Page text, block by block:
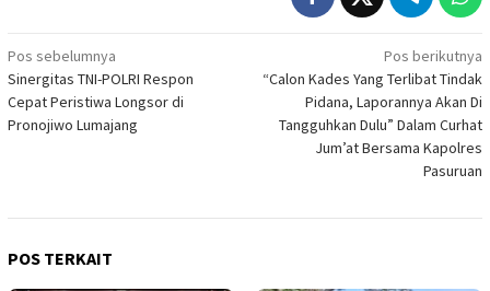
Navigasi
pos
Pos sebelumnya
Sinergitas TNI-POLRI Respon
Cepat Peristiwa Longsor di
Pronojiwo Lumajang
Pos berikutnya
“Calon Kades Yang Terlibat Tindak
Pidana, Laporannya Akan Di
Tangguhkan Dulu” Dalam Curhat
Jum’at Bersama Kapolres
Pasuruan
POS TERKAIT